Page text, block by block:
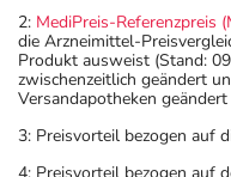
2: MediPreis-Referenzpreis
die Arzneimittel-
Produkt ausweist (Stand:
zwischenzeitlich geändert
Versandapotheken geändert
3: Preisvorteil bezogen auf